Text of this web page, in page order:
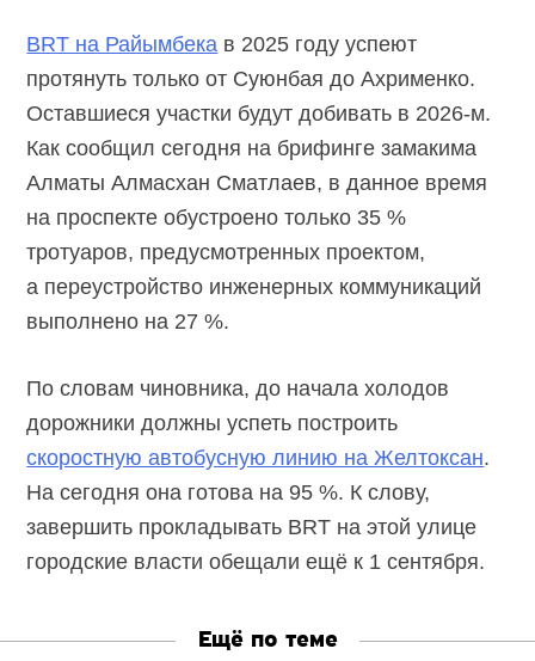
BRT на Райымбека в 2025 году успеют
протянуть только от Суюнбая до Ахрименко.
Оставшиеся участки будут добивать в 2026-м.
Как сообщил сегодня на брифинге замакима
Алматы Алмасхан Сматлаев, в данное время
на проспекте обустроено только 35 %
тротуаров, предусмотренных проектом,
а переустройство инженерных коммуникаций
выполнено на 27 %.
По словам чиновника, до начала холодов
дорожники должны успеть построить
скоростную автобусную линию на Желтоксан.
На сегодня она готова на 95 %. К слову,
завершить прокладывать BRT на этой улице
городские власти обещали ещё к 1 сентября.
Ещё по теме